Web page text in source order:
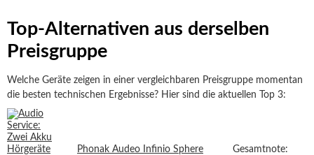
Top-Alternativen aus derselben
Preisgruppe
Welche Geräte zeigen in einer vergleichbaren Preisgruppe momentan
die besten technischen Ergebnisse? Hier sind die aktuellen Top 3:
Phonak Audeo Infinio Sphere
Gesamtnote: